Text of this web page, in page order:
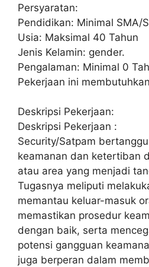
Persyaratan:
Pendidikan: Minimal SMA/
Usia: Maksimal 40 Tahun
Jenis Kelamin: gender.
Pengalaman: Minimal 0
Pekerjaan ini
Deskripsi Pekerjaan:
Deskripsi Pekerjaan :
Security/Satpam
keamanan dan ketertiban
atau area yang menjadi
Tugasnya meliputi
memantau keluar-masuk
memastikan prosedur
dengan baik, serta
potensi gangguan
juga berperan dalam